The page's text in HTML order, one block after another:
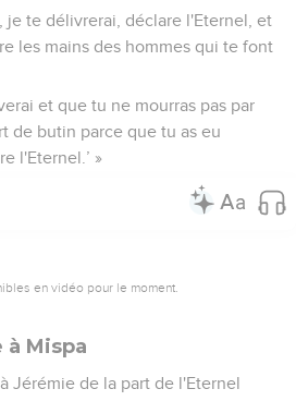
je te délivrerai, déclare l'Eternel, et
les mains des hommes qui te font
et que tu ne mourras pas par
de butin parce que tu as eu
l'Eternel.’ »
en vidéo pour le moment.
Mispa
Jérémie de la part de l'Eternel